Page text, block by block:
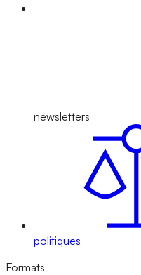
newsletters
politiques
Formats